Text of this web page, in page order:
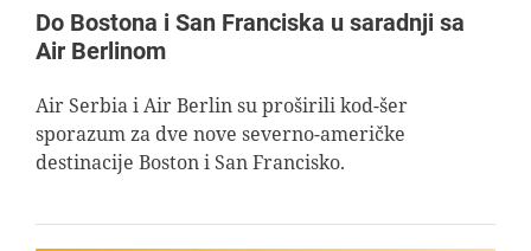
Do Bostona i San Franciska u saradnji sa
Air Berlinom
Air Serbia i Air Berlin su proširili kod-šer
sporazum za dve nove severno-američke
destinacije Boston i San Francisko.